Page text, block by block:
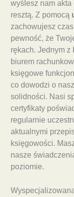
wyślesz nam
resztą. Z pomocą
zachowujesz
pewność, że
rękach. Jednym
biurem
księgowe
co dowodzi o
solidności. Nasi
certyfikaty
regularnie
aktualnymi
księgowości.
nasze
poziomie.